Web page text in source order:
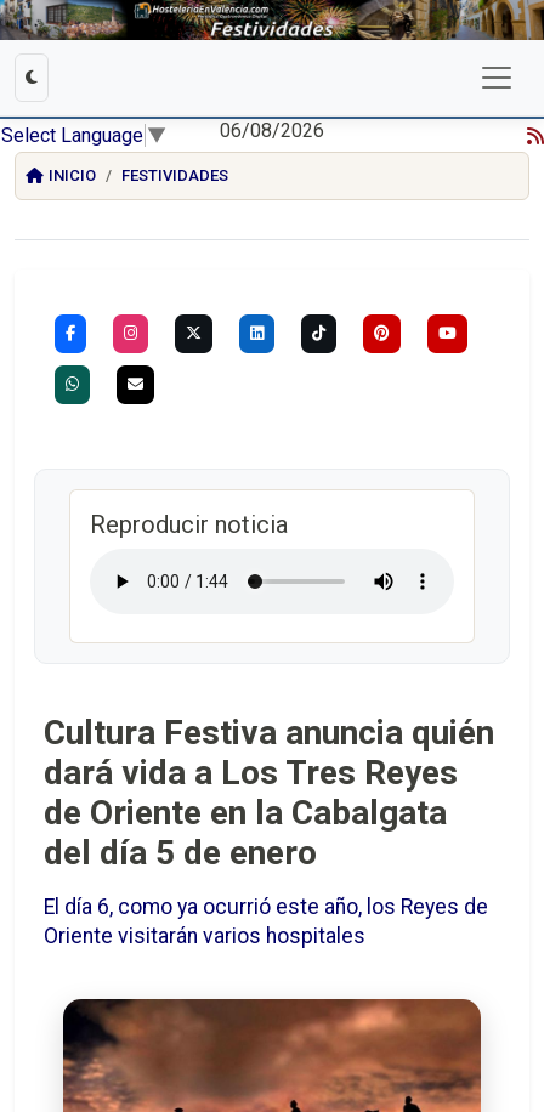
Select Language ▼ 06/08/2026
INICIO FESTIVIDADES
Reproducir noticia
Cultura Festiva anuncia quién
dará vida a Los Tres Reyes
de Oriente en la Cabalgata
del día 5 de enero
El día 6, como ya ocurrió este año, los Reyes de
Oriente visitarán varios hospitales